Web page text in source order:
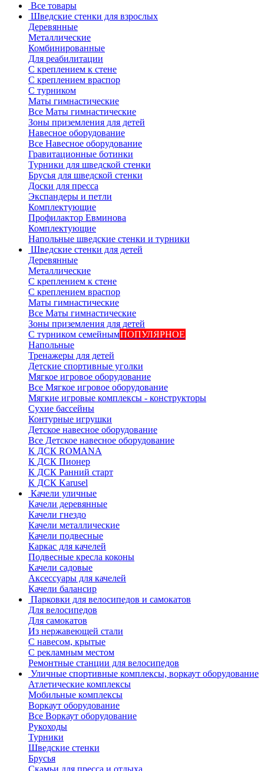
Все товары
Шведские стенки для взрослых
Деревянные
Металлические
Комбинированные
Для реабилитации
С креплением к стене
С креплением враспор
С турником
Маты гимнастические
Все Маты гимнастические
Зоны приземления для детей
Навесное оборудование
Все Навесное оборудование
Гравитационные ботинки
Турники для шведской стенки
Брусья для шведской стенки
Доски для пресса
Экспандеры и петли
Комплектующие
Профилактор Евминова
Комплектующие
Напольные шведские стенки и турники
Шведские стенки для детей
Деревянные
Металлические
С креплением к стене
С креплением враспор
Маты гимнастические
Все Маты гимнастические
Зоны приземления для детей
С турником семейнымПОПУЛЯРНОЕ
Напольные
Тренажеры для детей
Детские спортивные уголки
Мягкое игровое оборудование
Все Мягкое игровое оборудование
Мягкие игровые комплексы - конструкторы
Сухие бассейны
Контурные игрушки
Детское навесное оборудование
Все Детское навесное оборудование
К ДСК ROMANA
К ДСК Пионер
К ДСК Ранний старт
К ДСК Karusel
Качели уличные
Качели деревянные
Качели гнездо
Качели металлические
Качели подвесные
Каркас для качелей
Подвесные кресла коконы
Качели садовые
Аксессуары для качелей
Качели балансир
Парковки для велосипедов и самокатов
Для велосипедов
Для самокатов
Из нержавеющей стали
С навесом, крытые
С рекламным местом
Ремонтные станции для велосипедов
Уличные спортивные комплексы, воркаут оборудование
Атлетические комплексы
Мобильные комплексы
Воркаут оборудование
Все Воркаут оборудование
Рукоходы
Турники
Шведские стенки
Брусья
Скамьи для пресса и отдыха